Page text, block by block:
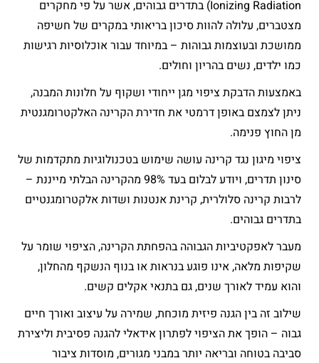
Ionizing Radiation) בתדרים גבוהים, אשר על פי מחקרים
מצטברים, עלולה להוות סיכון בריאותי במקרים של חשיפה
ממושכת ובעוצמות גבוהות – במיוחד עבור אוכלוסיות רגישות
כמו ילדים, נשים בהריון וחולים.
באמצעות הדבקת ציפוי מגן ייחודי ושקוף על חלונות המבנה,
ניתן לצמצם באופן דרמטי את חדירת הקרינה האלקטרומגנטית
מן החוץ פנימה.
ציפוי מיגון נגד קרינה עושה שימוש בטכנולוגיות מתקדמות של
סינון תדרים, ויודע לבלום בעד 98% מהקרינה הבלתי מייננת –
לרבות קרינה סלולרית, קרינת אנטנות ושדות אלקטרומגנטיים
בתדרים גבוהים.
מעבר לאפקטיביות הגבוהה בהפחתת הקרינה, הציפוי שומר על
שקיפות מלאה, אינו פוגע בנראות או בנוף הנשקף מהחלון,
והוא עמיד לאורך שנים, גם בתנאי אקלים קשים.
שילוב זה בין הגנה פיזית מוכחת, שמירה על עיצוב ואורך חיים
גבוה – הופך את הציפוי לפתרון אידאלי להגנה פסיבית וליצירת
סביבה בטוחה ובריאה יותר במבני מגורים, מוסדות ציבור